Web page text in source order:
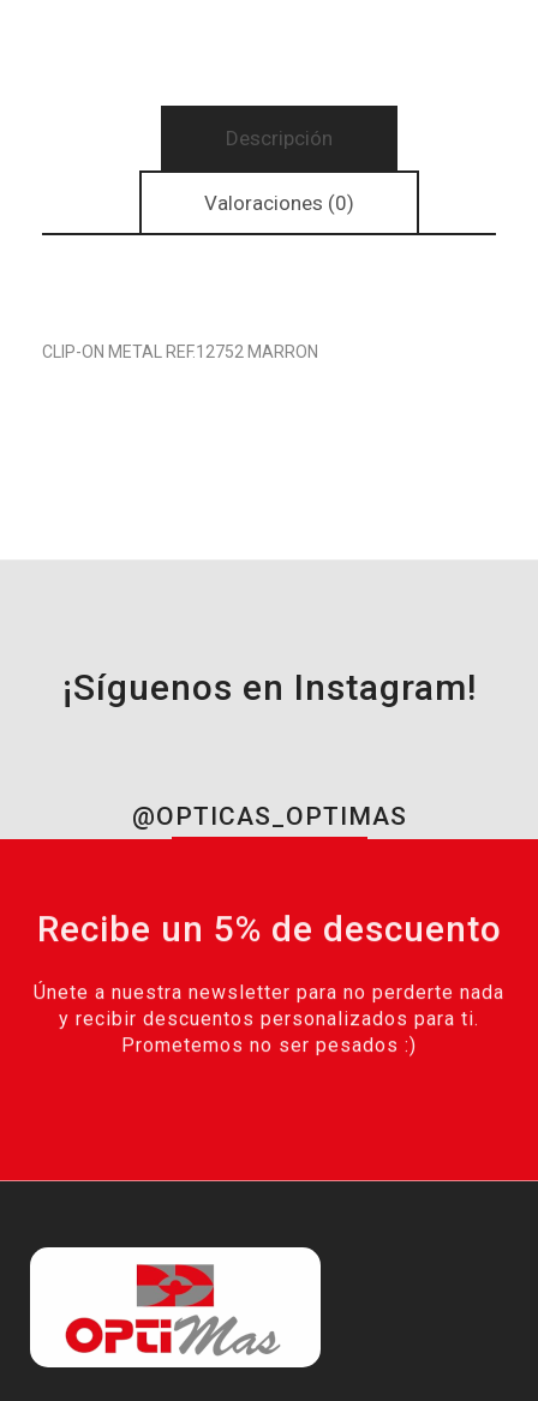
Descripción
Valoraciones (0)
CLIP-ON METAL REF.12752 MARRON
¡Síguenos en Instagram!
@OPTICAS_OPTIMAS
Recibe un 5% de descuento
Únete a nuestra newsletter para no perderte nada
y recibir descuentos personalizados para ti.
Prometemos no ser pesados :)